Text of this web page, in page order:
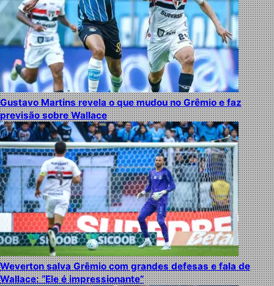
Gustavo Martins revela o que mudou no Grêmio e faz
previsão sobre Wallace
Weverton salva Grêmio com grandes defesas e fala de
Wallace: “Ele é impressionante”